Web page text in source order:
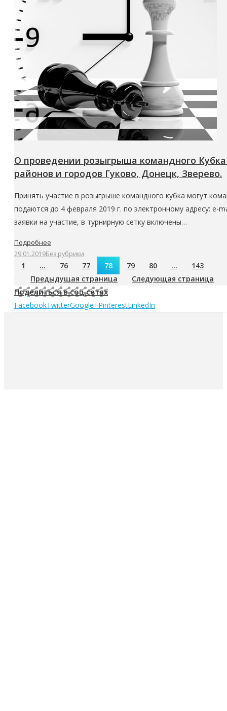
О проведении розыгрыша командного
районов и городов Гуково, Донецк, Зверево.
Принять участие в розыгрыше командного кубка могут
подаются до 4 февраля 2019 г. по электронному
заявки на участие, в турнирную сетку включены…
Подробнее
29.01.2019Без рубрики
1 … 76 77 78 79 80 …
143
Предыдущая страница
Следующая страница
Поделиться в соц.сетях
FacebookTwitterGoogle+PinterestLinkedIn